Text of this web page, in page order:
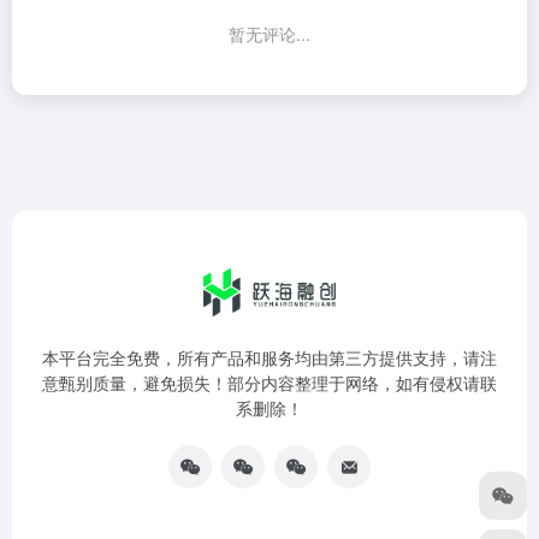
暂无评论...
本平台完全免费，所有产品和服务均由第三方提供支持，请注
意甄别质量，避免损失！部分内容整理于网络，如有侵权请联
系删除！